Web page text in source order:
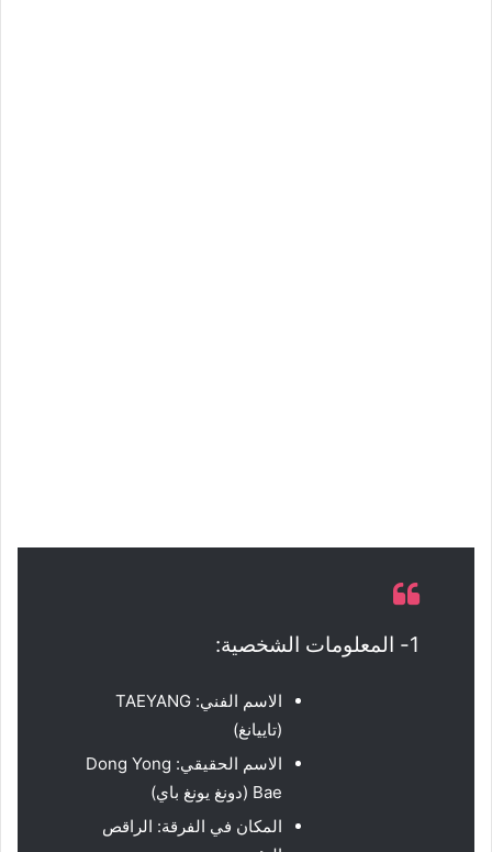
1- المعلومات الشخصية:
الاسم الفني: TAEYANG
(تاييانغ)
الاسم الحقيقي: Dong Yong
Bae (دونغ يونغ باي)
المكان في الفرقة: الراقص